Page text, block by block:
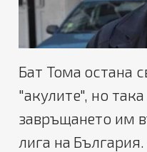
Бат Тома остана
"акулите", но
завръщането им
лига на България.